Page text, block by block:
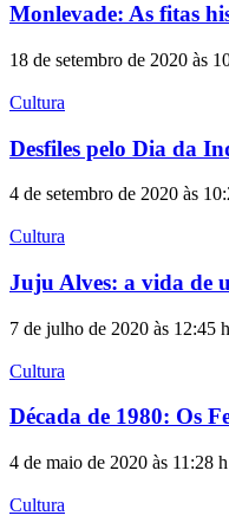
Monlevade: As fitas
18 de setembro de 2020 às
Cultura
Desfiles pelo Dia da
4 de setembro de 2020 às
Cultura
Juju Alves: a vida de
7 de julho de 2020 às 12:45 h
Cultura
Década de 1980: Os
4 de maio de 2020 às 11:28 h
Cultura